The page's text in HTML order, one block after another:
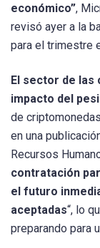
económico”,
revisó ayer a la
para el trimestre
El sector de las
impacto del
de
en una
Recursos
contratación
el futuro
aceptadas“, lo
preparando para